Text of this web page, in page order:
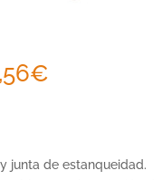
€
junta de estanqueidad.